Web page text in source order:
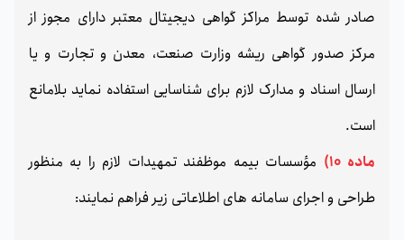
صادر شده توسط مراکز گواهی دیجیتال معتبر دارای مجوز از
مرکز صدور گواهی ریشه وزارت صنعت، معدن و تجارت و یا
ارسال اسناد و مدارک لازم برای شناسایی استفاده نماید بلامانع
است.
ماده 10)
مؤسسات بیمه موظفند تمهیدات لازم را به منظور
طراحی و اجرای سامانه های اطلاعاتی زیر فراهم نمایند: